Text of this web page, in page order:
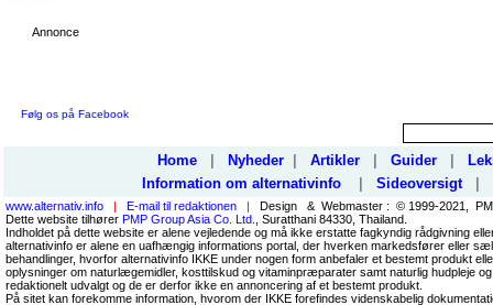
Annonce
Følg os på Facebook
Home Nyheder Artikler Guider
Information om alternativinfo
Sideoversigt
www.alternativ.info | E-mail til redaktionen | Design & Webmaster : © 1999-2021,
Dette website tilhører PMP Group Asia Co. Ltd.
, Suratthani 84330, Thailand.
Indholdet på dette website er alene vejledende og må ikke erstatte fagkyndig rådgivning
alternativinfo er alene en uafhængig informations portal, der hverken markedsfører eller
behandlinger, hvorfor alternativinfo IKKE under nogen form anbefaler et bestemt produkt
oplysninger om naturlægemidler, kosttilskud og vitaminpræparater samt naturlig hudpleje
redaktionelt udvalgt og de er derfor ikke en annoncering af et bestemt produkt.
På sitet kan forekomme information, hvorom der IKKE forefindes videnskabelig